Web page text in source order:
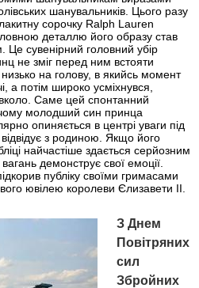
шанувальників. Цього разу
сорочку Ralph Lauren
деталлю його образу став
сувенірний головний убір
не зміг перед ним встояти
на голову, в якийсь момент
а потім широко усміхнувся,
Саме цей спонтанний
молодший син принца
опиняється в центрі уваги під
відвідує з родиною. Якщо його
найчастіше здається серйозним
демонструє свої емоції.
публіку своїми гримасами
ювілею королеви Єлизавети II.
З Днем
Повітряних
сил
Збройних